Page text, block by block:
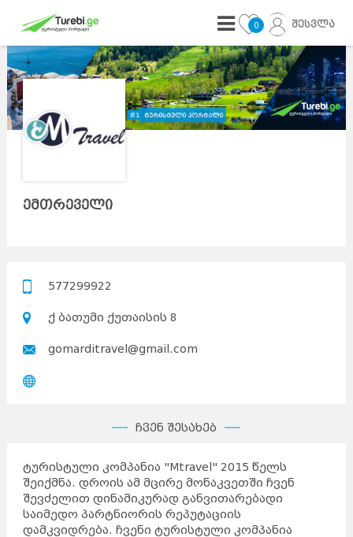
0 შესვლა
ემთრეველი
577299922
ქ ბათუმი ქუთაისის 8
gomarditravel@gmail.com
ჩვენ შესახებ
ტურისტული კომპანია "Mtravel" 2015 წელს
შეიქმნა. დროის ამ მცირე მონაკვეთში ჩვენ
შევძელით დინამიკურად განვითარებადი
საიმედო პარტნიორის რეპუტაციის
დამკვიდრება. ჩვენი ტურისტული კომპანია